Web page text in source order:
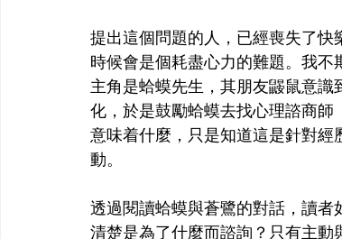
提出這個問題的人，已經喪失了
時候會是個耗盡心力的難題。我不
主角是蛤蟆先生，其朋友鼹鼠意
化，於是鼓勵蛤蟆去找心理諮商
意味着什麼，只是知道這是針對
動。
透過閱讀蛤蟆與蒼鷺的對話，讀
清楚是為了什麼而諮詢？只有主